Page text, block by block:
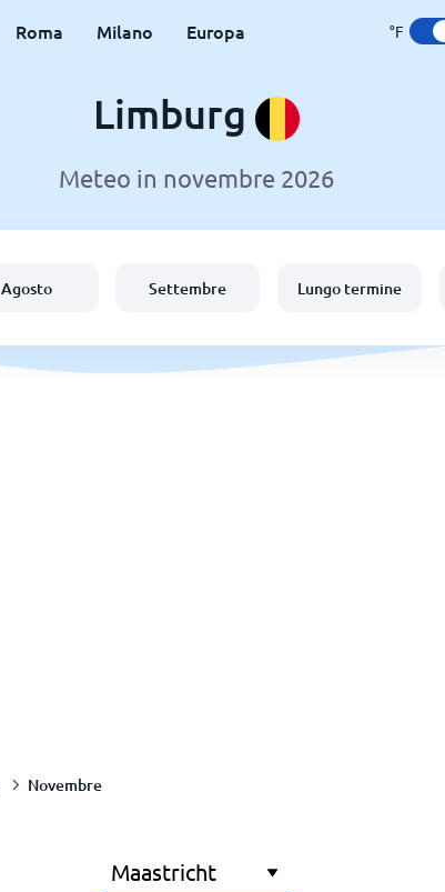
Roma Milano Europa °F
Limburg
Meteo in novembre 2026
Agosto Settembre Lungo termine
Novembre